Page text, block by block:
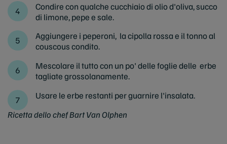
Condire con qualche cucchiaio di olio d'oliva, succo
di limone, pepe e sale.
Aggiungere i peperoni, la cipolla rossa e il tonno al
couscous condito.
Mescolare il tutto con un po' delle foglie delle erbe
tagliate grossolanamente.
Usare le erbe restanti per guarnire l'insalata.
Ricetta dello chef Bart Van Olphen